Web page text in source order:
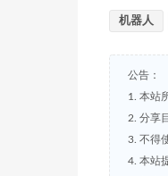
机器人
公告：
1. 本站
2. 分享
3. 不得
4. 本站